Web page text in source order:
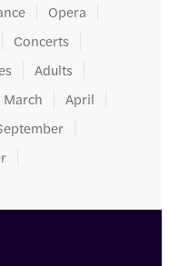
Opera
Concerts
Adults
March
April